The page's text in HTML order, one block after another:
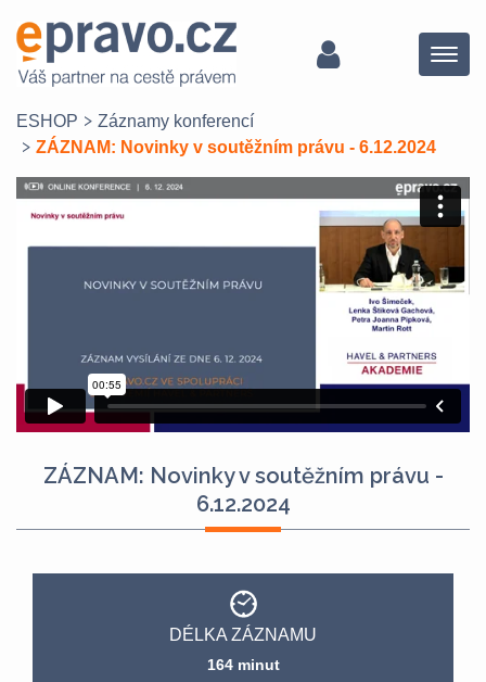
Menu
ESHOP
Záznamy konferencí
ZÁZNAM: Novinky v soutěžním právu - 6.12.2024
ZÁZNAM: Novinky v soutěžním právu -
6.12.2024
DÉLKA ZÁZNAMU
164 minut